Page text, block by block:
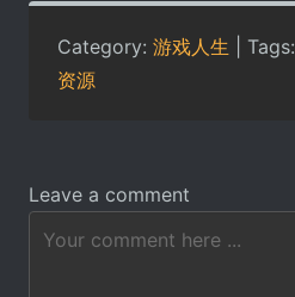
Category: 游戏人生 | Tags:
资源
Leave a comment